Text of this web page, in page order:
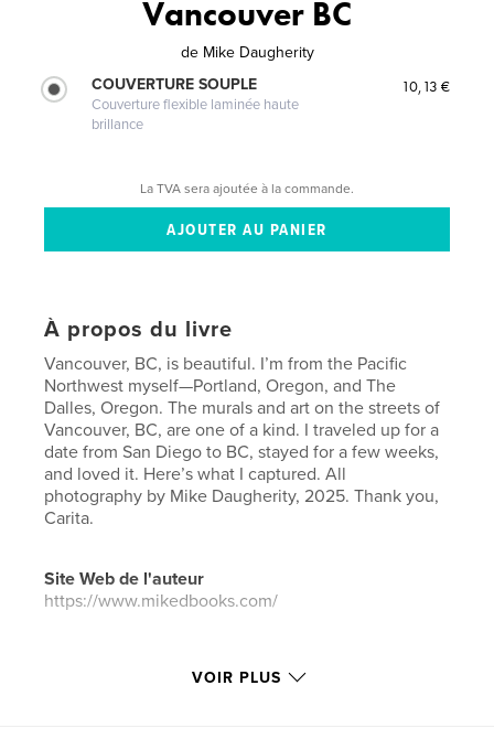
Vancouver BC
de Mike Daugherity
COUVERTURE SOUPLE
Couverture flexible laminée haute
brillance
10,13 €
La TVA sera ajoutée à la commande.
À propos du livre
Vancouver, BC, is beautiful. I’m from the Pacific
Northwest myself—Portland, Oregon, and The
Dalles, Oregon. The murals and art on the streets of
Vancouver, BC, are one of a kind. I traveled up for a
date from San Diego to BC, stayed for a few weeks,
and loved it. Here’s what I captured. All
photography by Mike Daugherity, 2025. Thank you,
Carita.
Site Web de l'auteur
https://www.mikedbooks.com/
Caractéristiques et détails
VOIR PLUS